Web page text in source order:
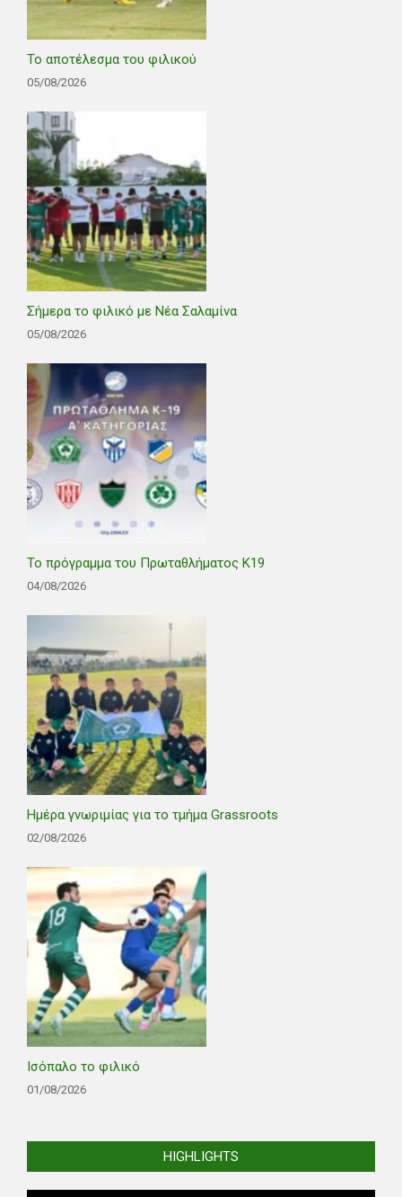
Το αποτέλεσμα του φιλικού
05/08/2026
Σήμερα το φιλικό με Νέα Σαλαμίνα
05/08/2026
Το πρόγραμμα του Πρωταθλήματος Κ19
04/08/2026
Ημέρα γνωριμίας για το τμήμα Grassroots
02/08/2026
Ισόπαλο το φιλικό
01/08/2026
HIGHLIGHTS